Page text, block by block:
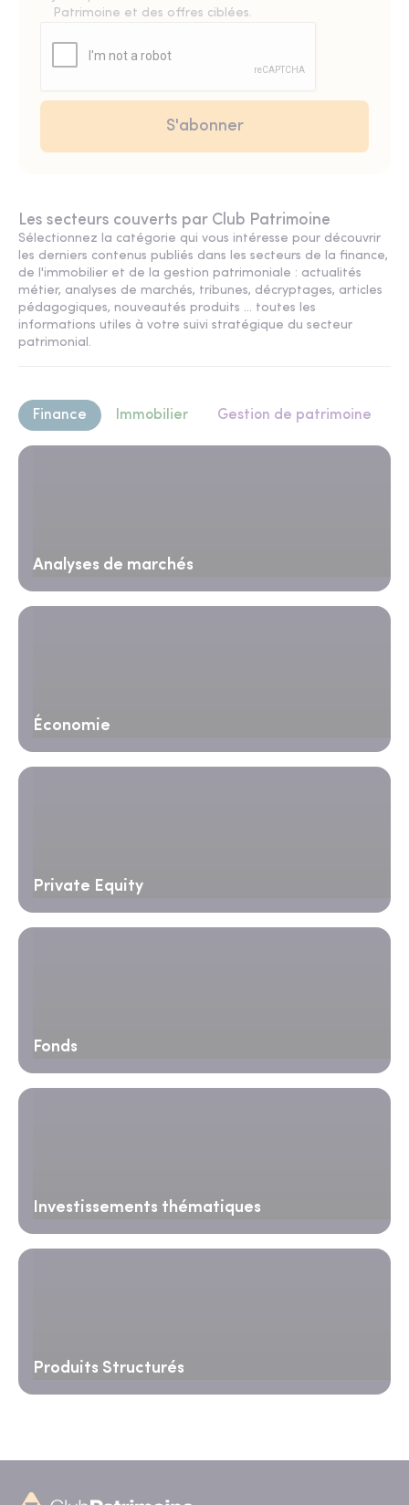
Patrimoine et des offres ciblées.
Les secteurs couverts par Club Patrimoine
Sélectionnez la catégorie qui vous intéresse pour découvrir
les derniers contenus publiés dans les secteurs de la finance,
de l'immobilier et de la gestion patrimoniale : actualités
métier, analyses de marchés, tribunes, décryptages, articles
pédagogiques, nouveautés produits ... toutes les
informations utiles à votre suivi stratégique du secteur
patrimonial.
Finance Immobilier Gestion de patrimoine
Analyses de marchés
Économie
Private Equity
Fonds
Investissements thématiques
Produits Structurés